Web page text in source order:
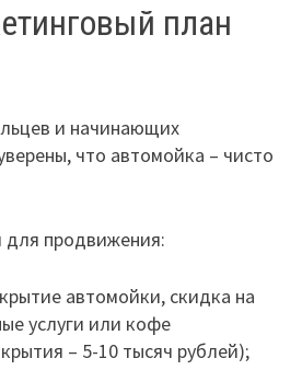
план
и начинающих
что автомойка – чисто
продвижения:
автомойки, скидка на
услуги или кофе
– 5-10 тысяч рублей);